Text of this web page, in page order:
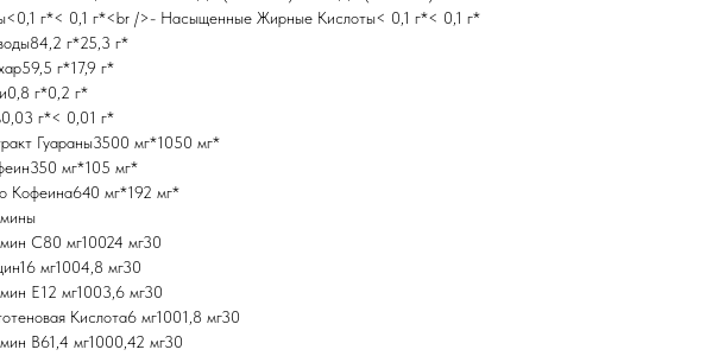
г*< 0,1 г*<br />- Насыщенные Жирные Кислоты< 0,1 г*< 0,1 г*
г*25,3 г*
г*17,9 г*
г*0,2 г*
г*< 0,01 г*
Гуараны3500 мг*1050 мг*
мг*105 мг*
Кофеина640 мг*192 мг*
С80 мг10024 мг30
мг1004,8 мг30
Е12 мг1003,6 мг30
Кислота6 мг1001,8 мг30
В61,4 мг1000,42 мг30